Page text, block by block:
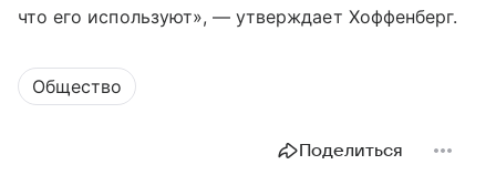
что его используют», — утверждает Хоффенберг.
Общество
Поделиться